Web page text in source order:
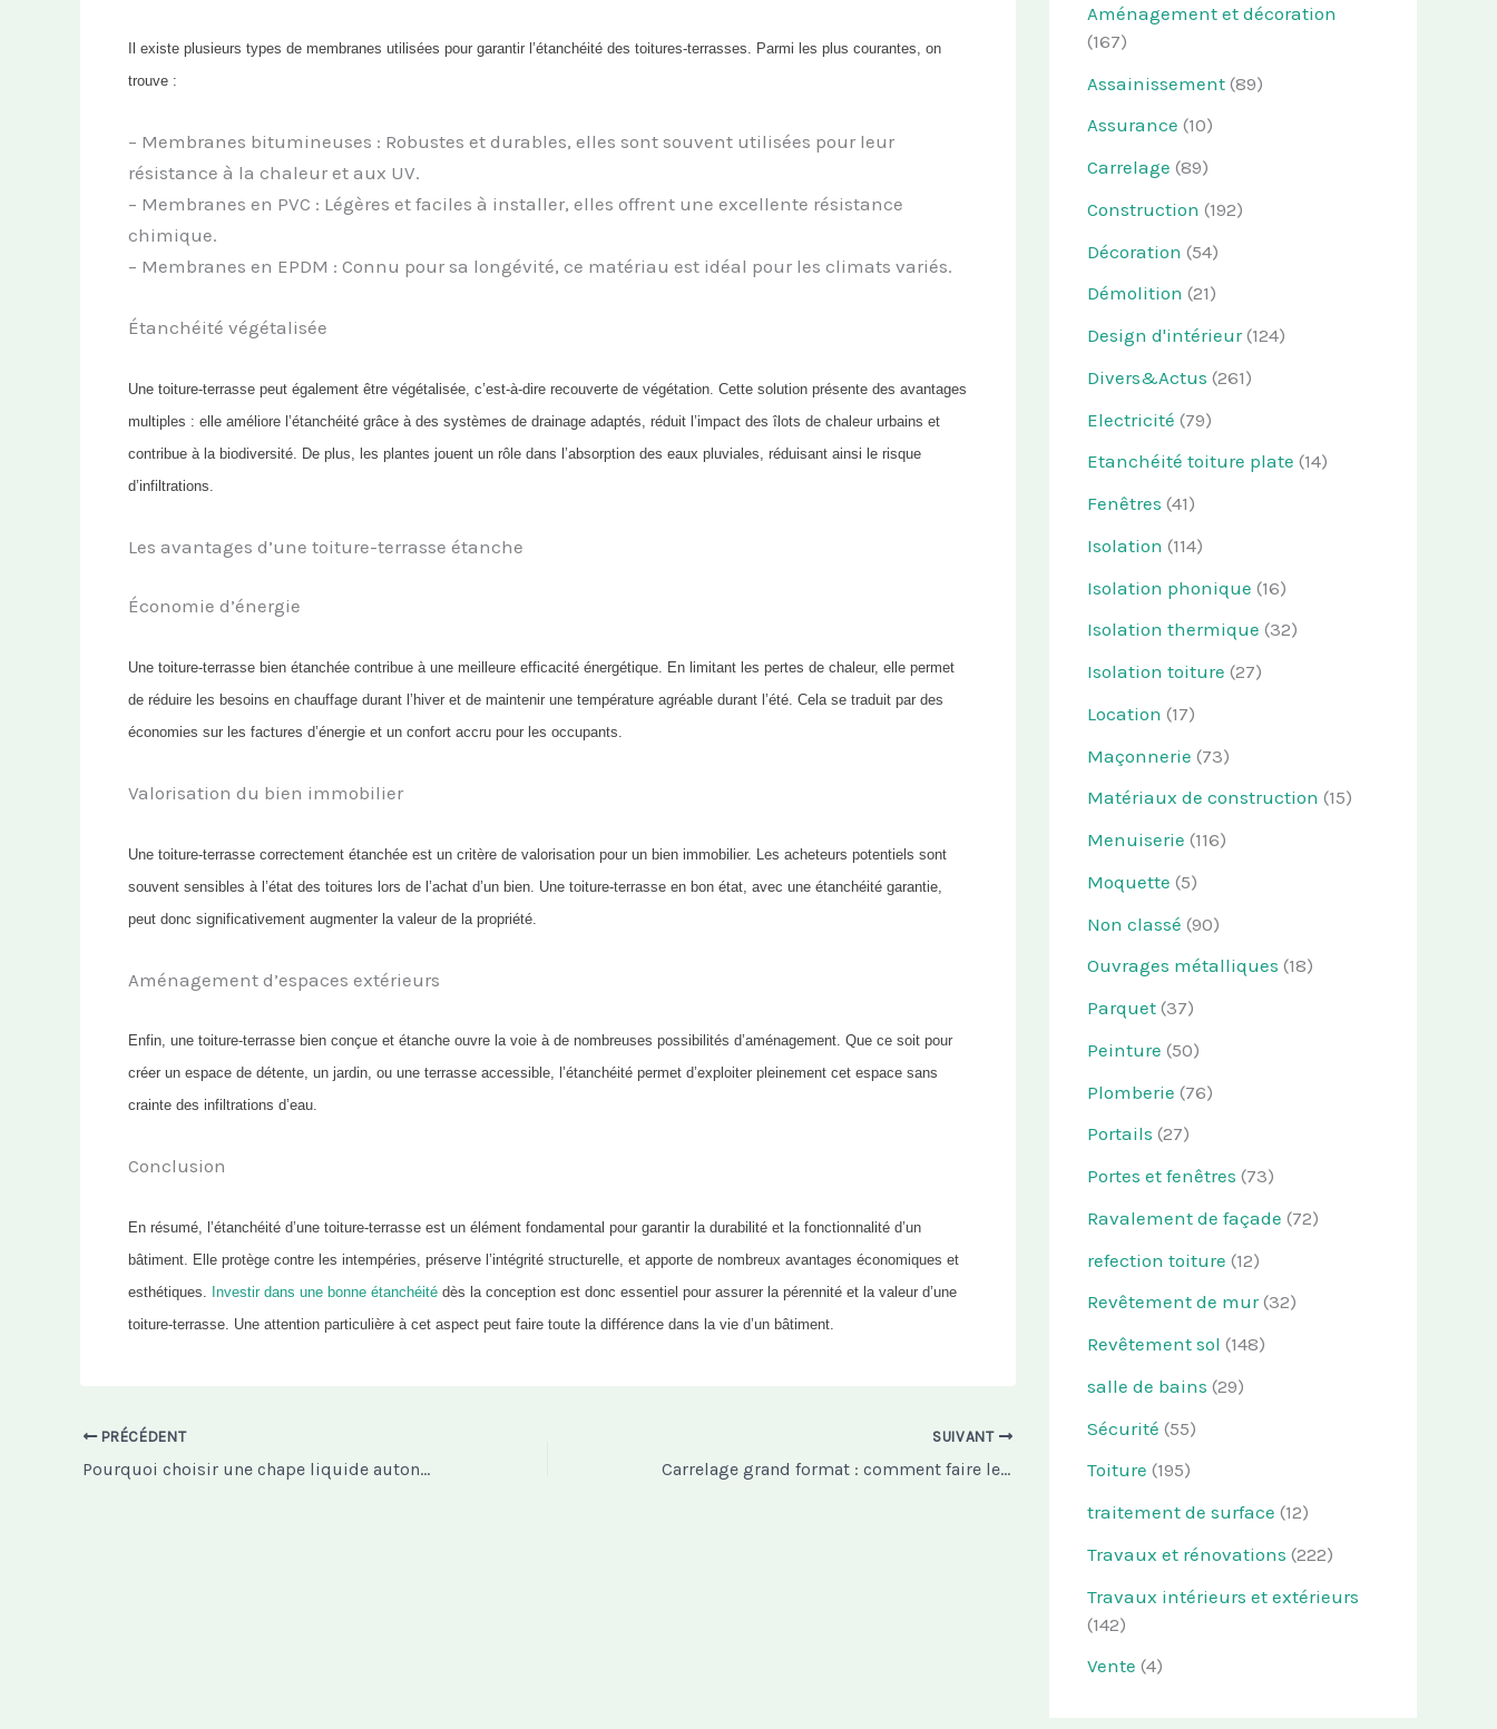
Il existe plusieurs types de membranes utilisées pour garantir l’étanchéité des toitures-terrasses. Parmi les plus courantes, on
trouve :
– Membranes bitumineuses : Robustes et durables, elles sont souvent utilisées pour leur
résistance à la chaleur et aux UV.
– Membranes en PVC : Légères et faciles à installer, elles offrent une excellente résistance
chimique.
– Membranes en EPDM : Connu pour sa longévité, ce matériau est idéal pour les climats variés.
Étanchéité végétalisée
Une toiture-terrasse peut également être végétalisée, c’est-à-dire recouverte de végétation. Cette solution présente des avantages
multiples : elle améliore l’étanchéité grâce à des systèmes de drainage adaptés, réduit l’impact des îlots de chaleur urbains et
contribue à la biodiversité. De plus, les plantes jouent un rôle dans l’absorption des eaux pluviales, réduisant ainsi le risque
d’infiltrations.
Les avantages d’une toiture-terrasse étanche
Économie d’énergie
Une toiture-terrasse bien étanchée contribue à une meilleure efficacité énergétique. En limitant les pertes de chaleur, elle permet
de réduire les besoins en chauffage durant l’hiver et de maintenir une température agréable durant l’été. Cela se traduit par des
économies sur les factures d’énergie et un confort accru pour les occupants.
Valorisation du bien immobilier
Une toiture-terrasse correctement étanchée est un critère de valorisation pour un bien immobilier. Les acheteurs potentiels sont
souvent sensibles à l’état des toitures lors de l’achat d’un bien. Une toiture-terrasse en bon état, avec une étanchéité garantie,
peut donc significativement augmenter la valeur de la propriété.
Aménagement d’espaces extérieurs
Enfin, une toiture-terrasse bien conçue et étanche ouvre la voie à de nombreuses possibilités d’aménagement. Que ce soit pour
créer un espace de détente, un jardin, ou une terrasse accessible, l’étanchéité permet d’exploiter pleinement cet espace sans
crainte des infiltrations d’eau.
Conclusion
En résumé, l’étanchéité d’une toiture-terrasse est un élément fondamental pour garantir la durabilité et la fonctionnalité d’un
bâtiment. Elle protège contre les intempéries, préserve l’intégrité structurelle, et apporte de nombreux avantages économiques et
esthétiques.
Investir dans une bonne étanchéité dès la conception est donc essentiel pour assurer la pérennité et la valeur d’une
toiture-terrasse. Une attention particulière à cet aspect peut faire toute la différence dans la vie d’un bâtiment.
PRÉCÉDENT
Pourquoi choisir une chape liquide autonivelante ?
SUIVANT
Carrelage grand format : comment faire le bon choix ?
Aménagement et décoration
(167)
Assainissement (89)
Assurance (10)
Carrelage (89)
Construction (192)
Décoration (54)
Démolition (21)
Design d'intérieur(124)
Divers&Actus (261)
Electricité (79)
Etanchéité toiture plate (14)
Fenêtres (41)
Isolation (114)
Isolation phonique (16)
Isolation thermique (32)
Isolation toiture (27)
Location (17)
Maçonnerie (73)
Matériaux de construction (15)
Menuiserie (116)
Moquette (5)
Non classé (90)
Ouvrages métalliques (18)
Parquet (37)
Peinture (50)
Plomberie (76)
Portails (27)
Portes et fenêtres (73)
Ravalement de façade (72)
refection toiture (12)
Revêtement de mur(32)
Revêtement sol (148)
salle de bains (29)
Sécurité (55)
Toiture (195)
traitement de surface (12)
Travaux et rénovations (222)
Travaux intérieurs et extérieurs
(142)
Vente (4)